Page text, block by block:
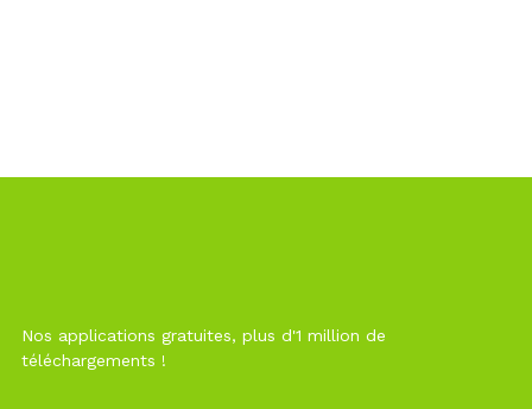
Nos applications gratuites, plus d'1 million de
téléchargements !